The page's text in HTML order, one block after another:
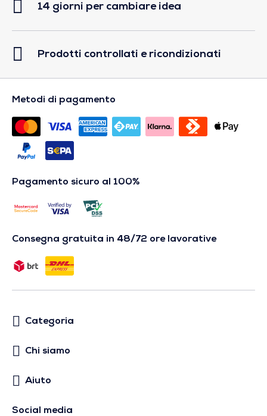
14 giorni per cambiare idea
Prodotti controllati e ricondizionati
Metodi di pagamento
Pagamento sicuro al 100%
Consegna gratuita in 48/72 ore lavorative
Categoria
Chi siamo
Aiuto
Social media